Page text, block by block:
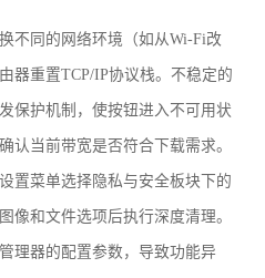
不同的网络环境（如从Wi-Fi改
器重置TCP/IP协议栈。不稳定的
保护机制，使按钮进入不可用状
认当前带宽是否符合下载需求。
置菜单选择隐私与安全板块下的
像和文件选项后执行深度清理。
理器的配置参数，导致功能异